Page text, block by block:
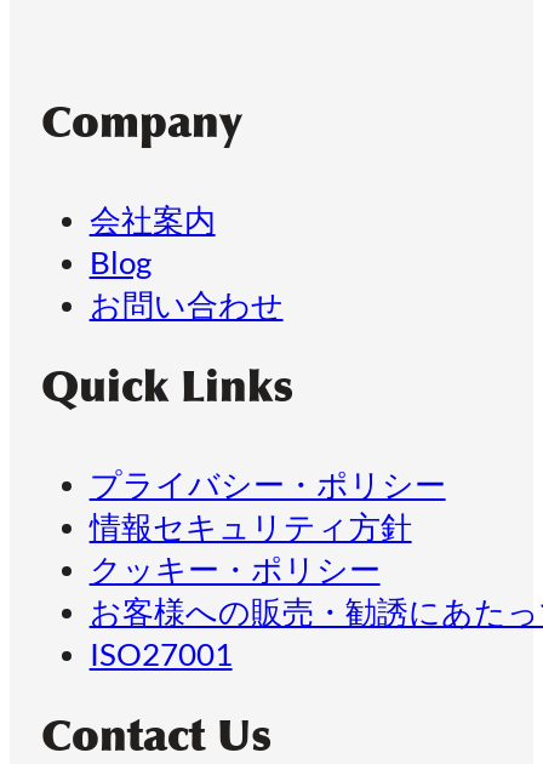
Company
会社案内
Blog
お問い合わせ
Quick Links
プライバシー・ポリシー
情報セキュリティ方針
クッキー・ポリシー
お客様への販売・勧誘にあた
ISO27001
Contact Us